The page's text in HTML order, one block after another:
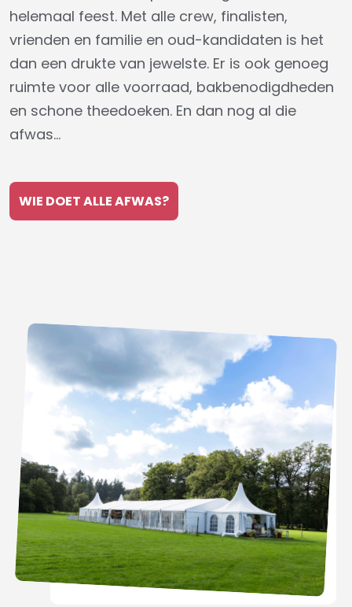
helemaal feest. Met alle crew, finalisten,
vrienden en familie en oud-kandidaten is het
dan een drukte van jewelste. Er is ook genoeg
ruimte voor alle voorraad, bakbenodigdheden
en schone theedoeken. En dan nog al die
afwas…
WIE DOET ALLE AFWAS?